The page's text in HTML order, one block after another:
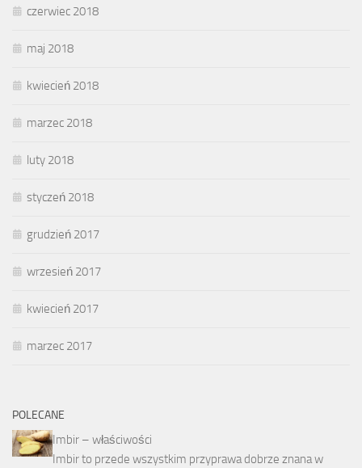
czerwiec 2018
maj 2018
kwiecień 2018
marzec 2018
luty 2018
styczeń 2018
grudzień 2017
wrzesień 2017
kwiecień 2017
marzec 2017
POLECANE
Imbir – właściwości
Imbir to przede wszystkim przyprawa dobrze znana w